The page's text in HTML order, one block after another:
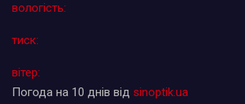
вологість:
тиск:
вітер:
Погода на 10 днів від sinoptik.ua